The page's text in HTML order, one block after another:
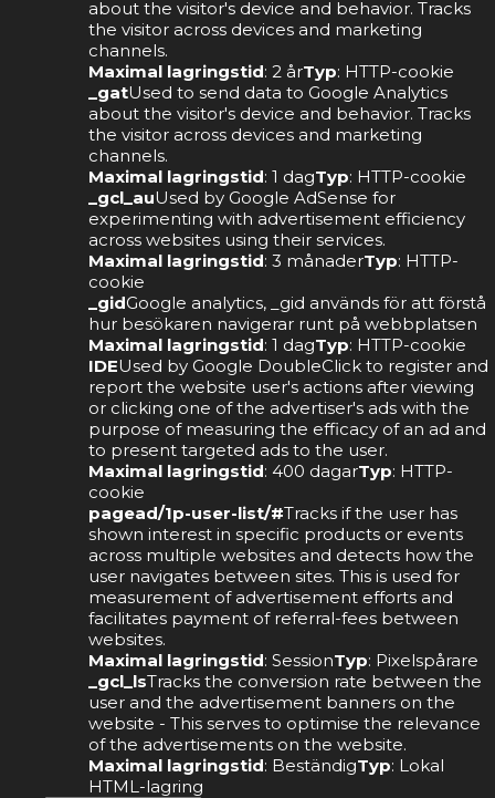
about the visitor's device and behavior. Tracks
the visitor across devices and marketing
channels.
Maximal lagringstid: 2 årTyp: HTTP-cookie
_gatUsed to send data to Google Analytics
about the visitor's device and behavior. Tracks
the visitor across devices and marketing
channels.
Maximal lagringstid: 1 dagTyp: HTTP-cookie
_gcl_auUsed by Google AdSense for
experimenting with advertisement efficiency
across websites using their services.
Maximal lagringstid: 3 månaderTyp: HTTP-
cookie
_gidGoogle analytics, _gid används för att förstå
hur besökaren navigerar runt på webbplatsen
Maximal lagringstid: 1 dagTyp: HTTP-cookie
IDEUsed by Google DoubleClick to register and
report the website user's actions after viewing
or clicking one of the advertiser's ads with the
purpose of measuring the efficacy of an ad and
to present targeted ads to the user.
Maximal lagringstid: 400 dagarTyp: HTTP-
cookie
pagead/1p-user-list/#Tracks if the user has
shown interest in specific products or events
across multiple websites and detects how the
user navigates between sites. This is used for
measurement of advertisement efforts and
facilitates payment of referral-fees between
websites.
Maximal lagringstid: SessionTyp: Pixelspårare
_gcl_lsTracks the conversion rate between the
user and the advertisement banners on the
website - This serves to optimise the relevance
of the advertisements on the website.
Maximal lagringstid: BeständigTyp: Lokal
HTML-lagring